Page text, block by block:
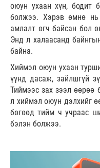
оюун ухаан хүн, бодит
болжээ. Хэрэв өмнө нь
амлалт өгч байсан бол
Энд л халаасанд
байна.
Хиймэл оюун ухаан
үүнд дасаж, зайлшгүй
Тиймээс зах зээл өөрөө
л хиймэл оюун дэлхийг
бөгөөд тийм ч учраас
бэлэн болжээ.